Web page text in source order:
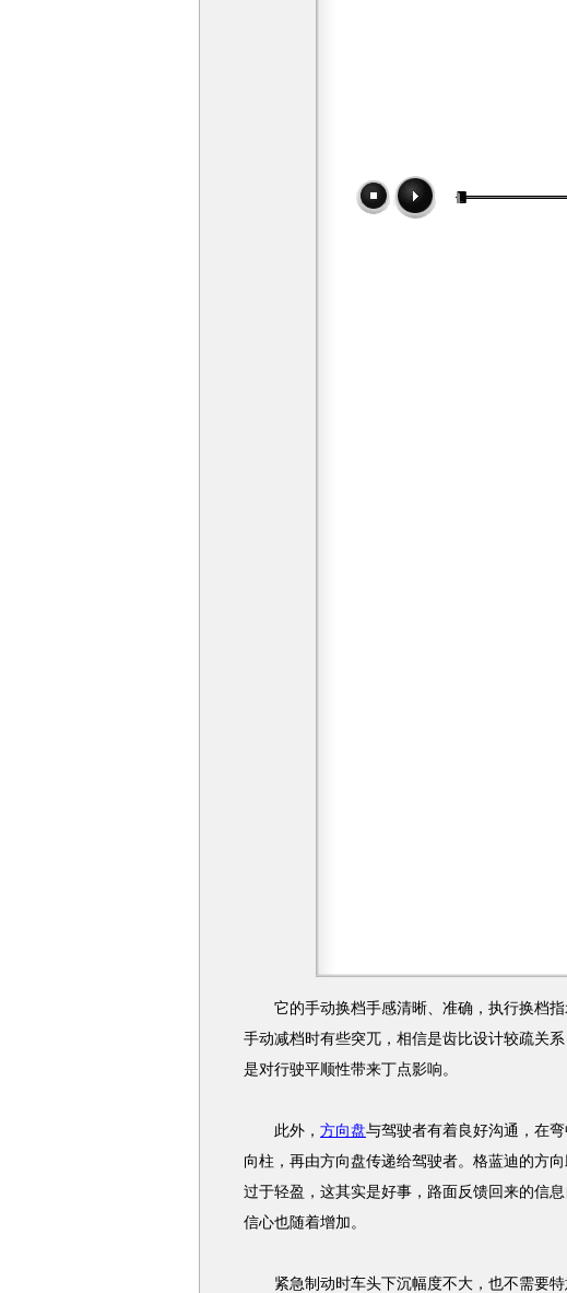
它的手动换档手感清晰、准确，执行换档指
手动减档时有些突兀，相信是齿比设计较疏关
是对行驶平顺性带来丁点影响。
此外， 方向盘与驾驶者有着良好沟通，在
向柱，再由方向盘传递给驾驶者。格蓝迪的方
过于轻盈，这其实是好事，路面反馈回来的信
信心也随着增加。
紧急制动时车头下沉幅度不大，也不需要特